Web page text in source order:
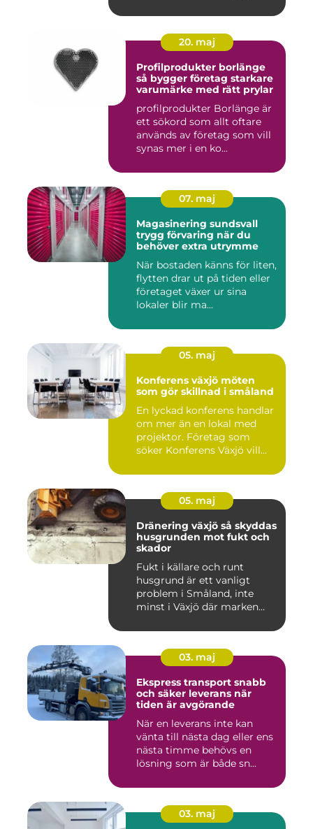
20. maj
Profilprodukter borlänge
så bygger företag starkare
varumärke med rätt prylar
profilprodukter Borlänge är
ett sökord som allt oftare
används av företag som vill
synas mer i en ko...
07. maj
Magasinering sundsvall
trygg förvaring när du
behöver extra utrymme
När bostaden känns för liten,
flytten drar ut på tiden eller
företaget växer ur sina
lokaler blir ma...
05. maj
Konferens växjö möten
som gör skillnad i småland
En lyckad konferens handlar
om mer än en lokal med
projektor. Företag som
söker Konferens Växjö vill...
05. maj
Dränering växjö så skyddas
husgrunden mot fukt och
skador
Fukt i källare och runt
husgrund är ett vanligt
problem i Småland, inte
minst i Växjö där marken
03. maj
Ekspress transport snabb
och säker leverans när
tiden är avgörande
När en leverans inte kan
vänta till nästa dag eller ens
nästa timme behövs en
lösning som är både sn...
03. maj